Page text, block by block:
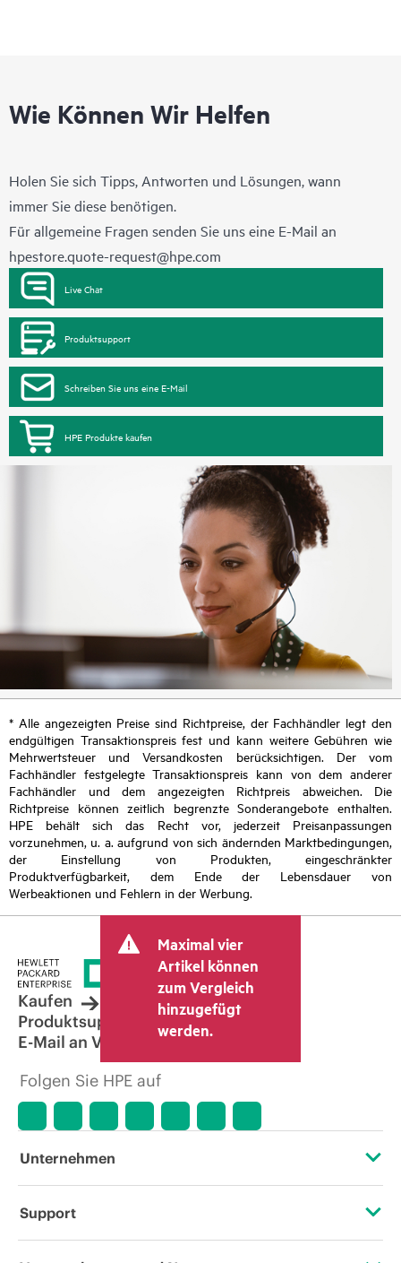
Wie Können Wir Helfen
Holen Sie sich Tipps, Antworten und Lösungen, wann
immer Sie diese benötigen.
Für allgemeine Fragen senden Sie uns eine E-Mail an
hpestore.quote-request@hpe.com
Live Chat
Produktsupport
Schreiben Sie uns eine E-Mail
HPE Produkte kaufen
* Alle angezeigten Preise sind Richtpreise, der Fachhändler legt den
endgültigen Transaktionspreis fest und kann weitere Gebühren wie
Mehrwertsteuer und Versandkosten berücksichtigen. Der vom
Fachhändler festgelegte Transaktionspreis kann von dem anderer
Fachhändler und dem angezeigten Richtpreis abweichen. Die
Richtpreise können zeitlich begrenzte Sonderangebote enthalten.
HPE behält sich das Recht vor, jederzeit Preisanpassungen
vorzunehmen, u. a. aufgrund von sich ändernden Marktbedingungen,
der Einstellung von Produkten, eingeschränkter
Produktverfügbarkeit, dem Ende der Lebensdauer von
Werbeaktionen und Fehlern in der Werbung.
Maximal vier
Artikel können
zum Vergleich
hinzugefügt
werden.
Kaufen
Produktsupport
E-Mail an Vertrieb
Folgen Sie HPE auf
Unternehmen
Über HPE
Support
Operational Support Services